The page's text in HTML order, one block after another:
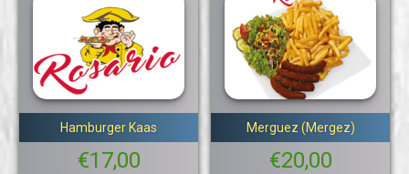
Hamburger Kaas
€17,00
Merguez (Mergez)
€20,00